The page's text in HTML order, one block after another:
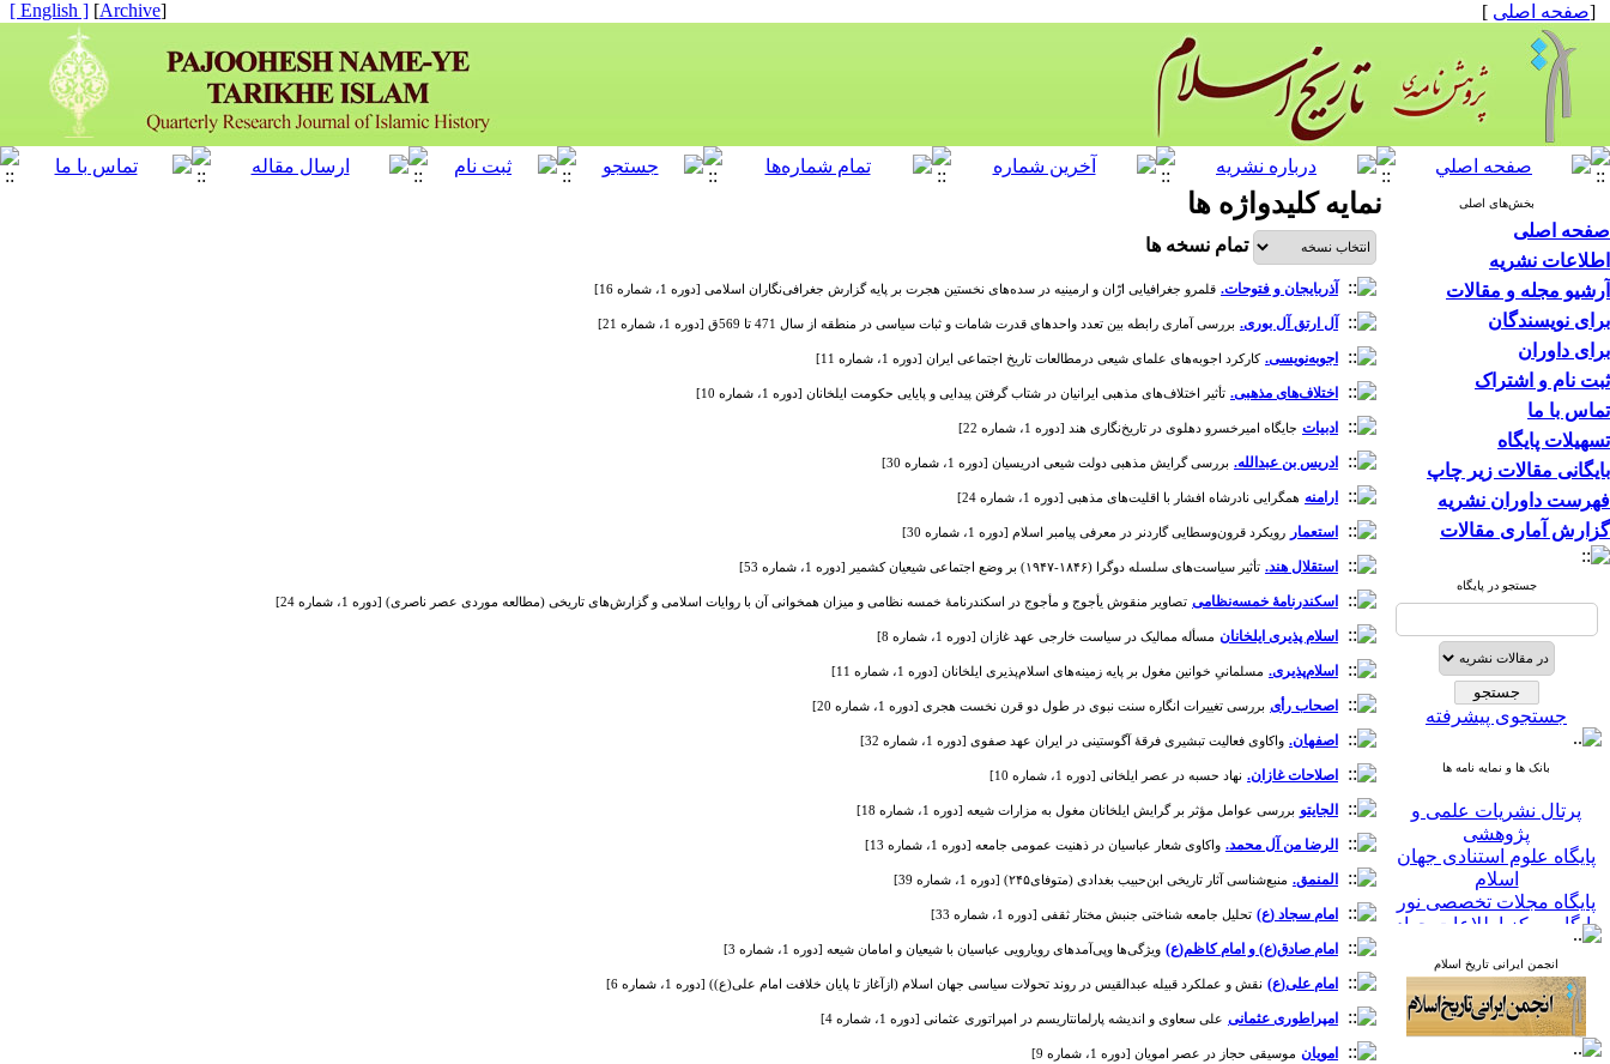
[صفحه اصلی ]
[
Archive
]
[ English ]
بخش‌های اصلی
صفحه اصلی
اطلاعات نشریه
آرشیو مجله و مقالات
برای نویسندگان
برای داوران
ثبت نام و اشتراک
تماس با ما
تسهیلات پایگاه
بایگانی مقالات زیر چاپ
فهرست داوران نشریه
گزارش آماری مقالات
جستجو در پایگاه
جستجوی پیشرفته
بانک ها و نمایه نامه ها
پژوهشی
پایگاه علوم استنادی جهان
اسلام
پایگاه مجلات تخصصی نور
پایگاه مرکز اطلاعات جهاد
دانشگاهی
پرتال جامع علوم انسانی
بانک اطلاعات نشریات
کشور
google scholar
virascience
انجمن ایرانی تاریخ اسلام
نمایه کلیدواژه ها
تمام نسخه ها
آذربایجان و فتوحات. قلمرو جغرافیایی ارّان و ارمینیه در سده‌های نخستین هجرت بر پایه گزارش جغرافی‌نگاران اسلامی [دوره 1، شماره 16]
آل ارتق آل بوری. بررسی آماری رابطه بین تعدد واحدهای قدرت شامات و ثبات سیاسی در منطقه از سال 471 تا 569ق [دوره 1، شماره 21]
اجوبه‌نویسی. کارکرد اجوبه‌های علمای شیعی درمطالعات تاریخ اجتماعی ایران [دوره 1، شماره 11]
اختلاف‌های مذهبی. تأثیر اختلاف‌های مذهبی ایرانیان در شتاب گرفتن پیدایی و پایایی حکومت ایلخانان [دوره 1، شماره 10]
ادبیات جایگاه امیرخسرو دهلوی در تاریخ‌نگاری هند [دوره 1، شماره 22]
ادریس بن عبدالله. بررسی گرایش مذهبی دولت شیعی ادریسیان [دوره 1، شماره 30]
ارامنه همگرایی نادرشاه افشار با اقلیت‌های مذهبی [دوره 1، شماره 24]
استعمار رویکرد قرون‌وسطایی گاردنر در معرفی پیامبر اسلام [دوره 1، شماره 30]
استقلال هند. تأثیر سیاست‌های سلسله دوگرا (۱۸۴۶-۱۹۴۷) بر وضع اجتماعی شیعیان کشمیر [دوره 1، شماره 53]
اسکندرنامۀ‌ خمسه‌نظامی تصاویر منقوش یأجوج ‌و ‌مأجوج در اسکندرنامۀ خمسه ‌نظامی و میزان همخوانی آن با روایات اسلامی و گزارش‌های تاریخی (مطالعه موردی عصر ناصری) [دوره 1، شماره 24]
اسلام پذیری ایلخانان مسأله ممالیک در سیاست خارجی عهد غازان [دوره 1، شماره 8]
اسلام‌پذیری. مسلمانیِ خوانین مغول بر پایه زمینه‌های اسلام‌پذیری ایلخانان [دوره 1، شماره 11]
اصحاب رأی بررسی تغییرات انگاره سنت نبوی در طول دو قرن نخست هجری [دوره 1، شماره 20]
اصفهان. واکاوی فعالیت تبشیری فرقۀ آگوستینی در ایران عهد صفوی [دوره 1، شماره 32]
اصلاحات غازان. نهاد حسبه در عصر ایلخانی [دوره 1، شماره 10]
الجایتو بررسی عوامل مؤثر بر گرایش ایلخانان مغول به مزارات شیعه [دوره 1، شماره 18]
الرضا من آل محمد. واکاوی شعار عباسیان در ذهنیت عمومی جامعه [دوره 1، شماره 13]
المنمق. منبع‌شناسی آثار تاریخی ابن‌حبیب بغدادی (متوفای۲۴۵) [دوره 1، شماره 39]
امام سجاد (ع) تحلیل جامعه شناختی جنبش مختار ثقفی [دوره 1، شماره 33]
امام صادق(ع) و امام کاظم(ع) ویژگی‌ها وپی‌آمدهای رویارویی عباسیان با شیعیان و امامان شیعه [دوره 1، شماره 3]
امام علی(ع) نقش و عملکرد قبیله عبدالقیس در روند تحولات سیاسی جهان اسلام (ازآغاز تا پایان خلافت امام علی(ع)) [دوره 1، شماره 6]
امپراطوری عثمانی علی سعاوی و اندیشه پارلمانتاریسم در امپراتوری عثمانی [دوره 1، شماره 4]
امویان موسیقی حجاز در عصر امویان [دوره 1، شماره 9]